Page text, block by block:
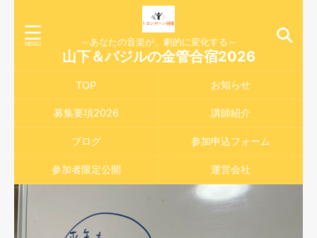
～あなたの音楽が、劇的に変化する～
山下＆バジルの金管合宿2026
TOP お知らせ
募集要項2026 講師紹介
ブログ 参加申込フォーム
参加者限定公開 運営会社